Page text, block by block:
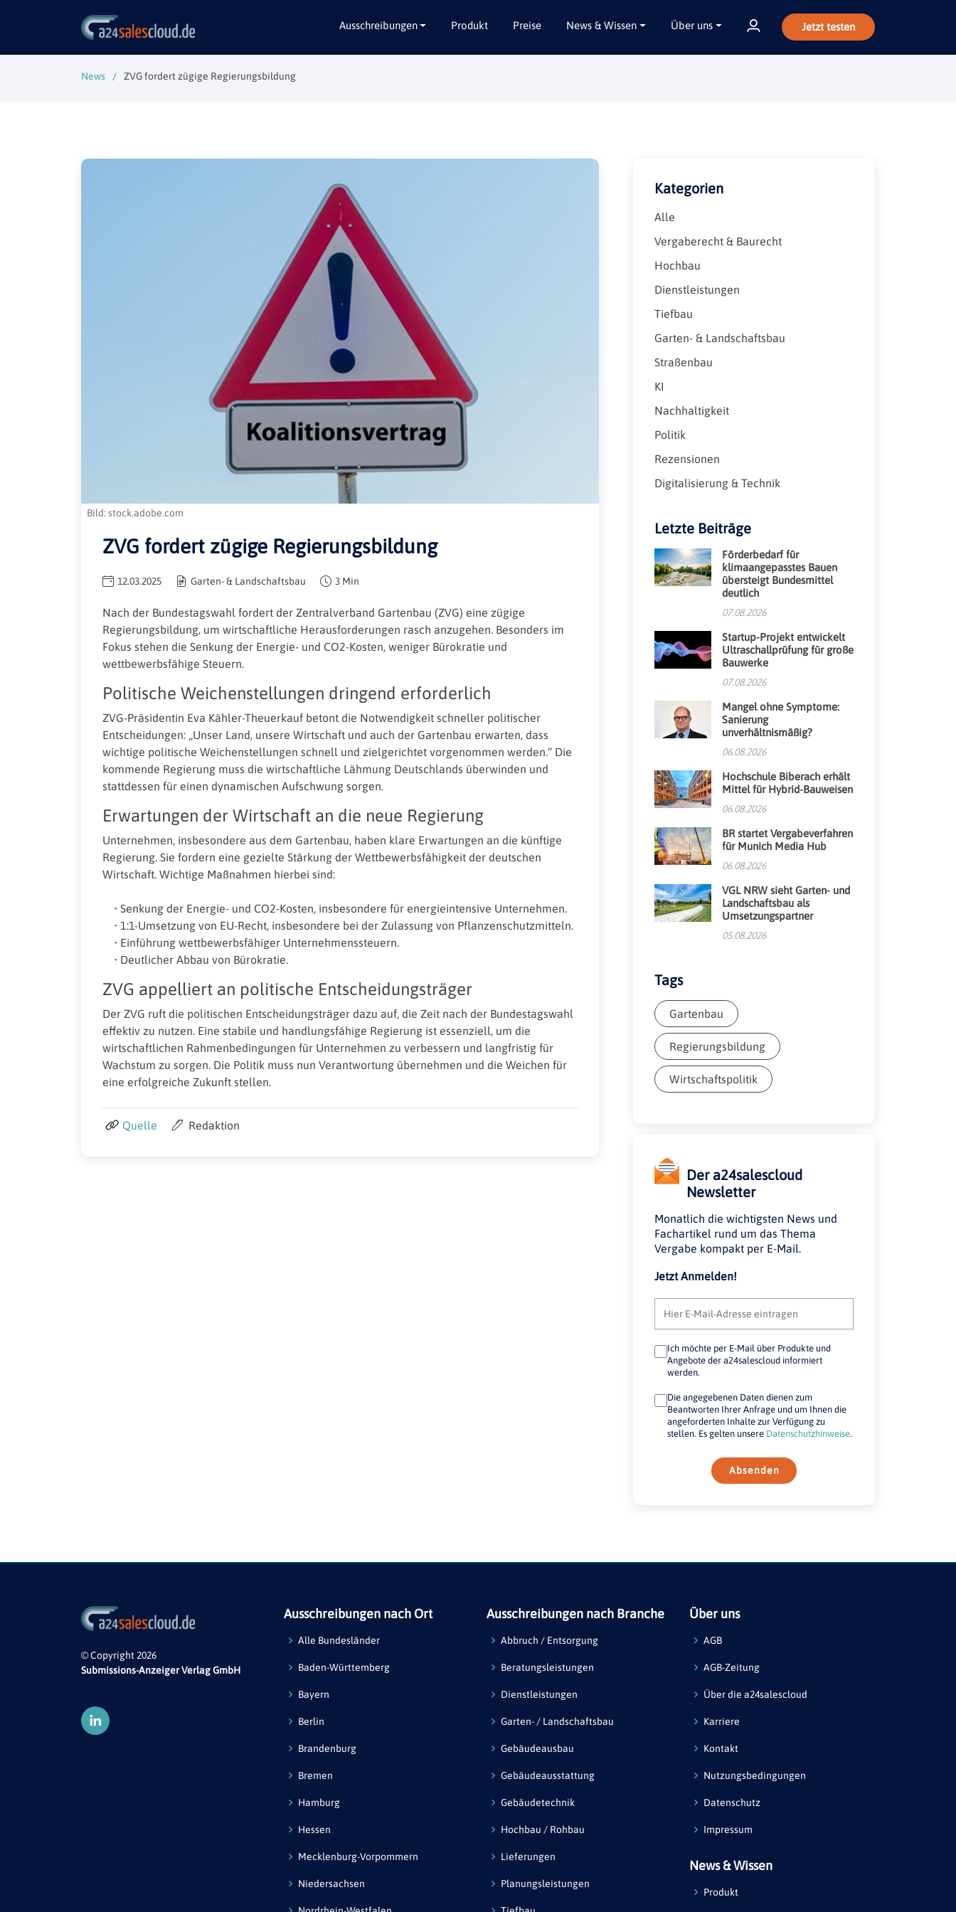
Ausschreibungen
Bremen
Hamburg
Hessen
Mecklenburg-Vorpommern
Niedersachsen
Nordrhein-Westfalen
Rheinland-Pfalz
Saarland
Sachsen
Sachsen-Anhalt
Schleswig-Holstein
Produkt Preise News & Wissen Über uns Jetzt testen
News ZVG fordert zügige Regierungsbildung
Bild: stock.adobe.com
ZVG fordert zügige Regierungsbildung
12.03.2025 Garten- & Landschaftsbau 3 Min
Nach der Bundestagswahl fordert der Zentralverband Gartenbau (ZVG) eine zügige
Regierungsbildung, um wirtschaftliche Herausforderungen rasch anzugehen. Besonders im
Fokus stehen die Senkung der Energie- und CO2-Kosten, weniger Bürokratie und
wettbewerbsfähige Steuern.
Politische Weichenstellungen dringend erforderlich
ZVG-Präsidentin Eva Kähler-Theuerkauf betont die Notwendigkeit schneller politischer
Entscheidungen: „Unser Land, unsere Wirtschaft und auch der Gartenbau erwarten, dass
wichtige politische Weichenstellungen schnell und zielgerichtet vorgenommen werden.“ Die
kommende Regierung muss die wirtschaftliche Lähmung Deutschlands überwinden und
stattdessen für einen dynamischen Aufschwung sorgen.
Erwartungen der Wirtschaft an die neue Regierung
Unternehmen, insbesondere aus dem Gartenbau, haben klare Erwartungen an die künftige
Regierung. Sie fordern eine gezielte Stärkung der Wettbewerbsfähigkeit der deutschen
Wirtschaft. Wichtige Maßnahmen hierbei sind:
• Senkung der Energie- und CO2-Kosten, insbesondere für energieintensive Unternehmen.
• 1:1-Umsetzung von EU-Recht, insbesondere bei der Zulassung von Pflanzenschutzmitteln.
• Einführung wettbewerbsfähiger Unternehmenssteuern.
• Deutlicher Abbau von Bürokratie.
ZVG appelliert an politische Entscheidungsträger
Der ZVG ruft die politischen Entscheidungsträger dazu auf, die Zeit nach der Bundestagswahl
effektiv zu nutzen. Eine stabile und handlungsfähige Regierung ist essenziell, um die
wirtschaftlichen Rahmenbedingungen für Unternehmen zu verbessern und langfristig für
Wachstum zu sorgen. Die Politik muss nun Verantwortung übernehmen und die Weichen für
eine erfolgreiche Zukunft stellen.
Quelle Redaktion
Kategorien
Alle
Vergaberecht & Baurecht
Hochbau
Dienstleistungen
Tiefbau
Garten- & Landschaftsbau
Straßenbau
KI
Nachhaltigkeit
Politik
Rezensionen
Digitalisierung & Technik
Letzte Beiträge
Förderbedarf für
klimaangepasstes Bauen
übersteigt Bundesmittel
deutlich
07.08.2026
Startup-Projekt entwickelt
Ultraschallprüfung für große
Bauwerke
07.08.2026
Mangel ohne Symptome:
Sanierung
unverhältnismäßig?
06.08.2026
Hochschule Biberach erhält
Mittel für Hybrid-Bauweisen
06.08.2026
BR startet Vergabeverfahren
für Munich Media Hub
06.08.2026
VGL NRW sieht Garten- und
Landschaftsbau als
Umsetzungspartner
05.08.2026
Tags
Gartenbau
Regierungsbildung
Wirtschaftspolitik
Der a24salescloud
Newsletter
Monatlich die wichtigsten News und
Fachartikel rund um das Thema
Vergabe kompakt per E-Mail.
Jetzt Anmelden!
Ich möchte per E-Mail über Produkte und
Angebote der a24salescloud informiert
werden.
Die angegebenen Daten dienen zum
Beantworten Ihrer Anfrage und um Ihnen die
angeforderten Inhalte zur Verfügung zu
stellen. Es gelten unsere Datenschutzhinweise.
Absenden
© Copyright 2026
Submissions-Anzeiger Verlag GmbH
Ausschreibungen nach Ort
Alle Bundesländer
Baden-Württemberg
Bayern
Berlin
Brandenburg
Bremen
Hamburg
Hessen
Mecklenburg-Vorpommern
Niedersachsen
Ausschreibungen nach Branche
Abbruch / Entsorgung
Beratungsleistungen
Dienstleistungen
Garten- / Landschaftsbau
Gebäudeausbau
Gebäudeausstattung
Gebäudetechnik
Hochbau / Rohbau
Lieferungen
Planungsleistungen
Über uns
AGB
AGB-Zeitung
Über die a24salescloud
Karriere
Kontakt
Nutzungsbedingungen
Datenschutz
Impressum
News & Wissen
Produkt